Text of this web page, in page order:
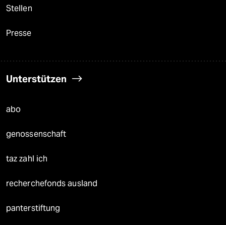
Stellen
Presse
Unterstützen
abo
genossenschaft
taz zahl ich
recherchefonds ausland
panterstiftung